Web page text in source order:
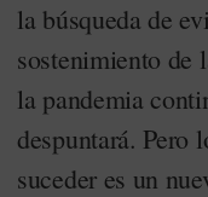
la búsqueda de
sostenimiento de
la pandemia
despuntará. Pero
suceder es un